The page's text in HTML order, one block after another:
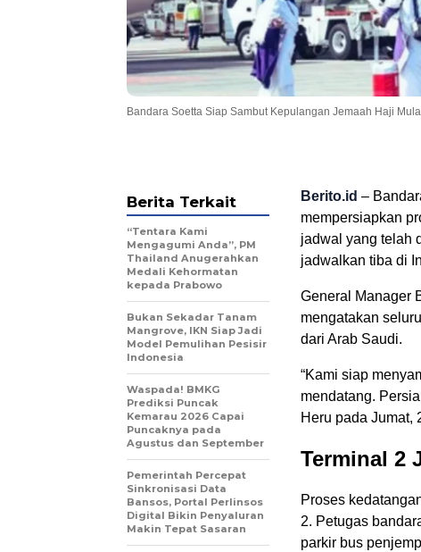
Bandara Soetta Siap Sambut Kepulangan Jemaah Haji
Berito.id –
mempersiapkan
jadwal yang telah
jadwalkan tiba di
General Manager
mengatakan
dari Arab Saudi.
“Kami siap
mendatang.
Heru pada Jumat,
Terminal 2
Proses
2. Petugas
parkir bus
Berita Terkait
“Tentara Kami
Mengagumi Anda”, PM
Thailand Anugerahkan
Medali Kehormatan
kepada Prabowo
Bukan Sekadar Tanam
Mangrove, IKN Siap Jadi
Model Pemulihan Pesisir
Indonesia
Waspada! BMKG
Prediksi Puncak
Kemarau 2026 Capai
Puncaknya pada
Agustus dan September
Pemerintah Percepat
Sinkronisasi Data
Bansos, Portal Perlinsos
Digital Bikin Penyaluran
Makin Tepat Sasaran